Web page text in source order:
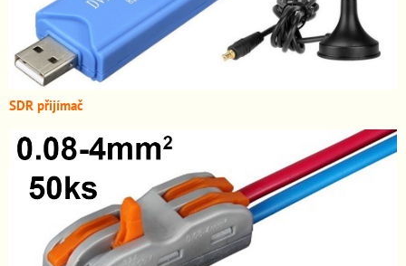
SDR přijímač